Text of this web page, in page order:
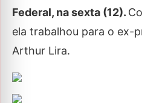
Federal, na sexta (12).
ela trabalhou para o ex-
Arthur Lira.